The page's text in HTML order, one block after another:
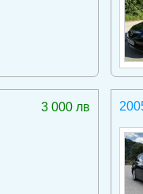
3 000 лв